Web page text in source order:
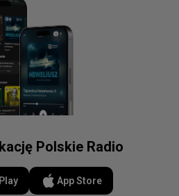
Polskie Radio
App Store